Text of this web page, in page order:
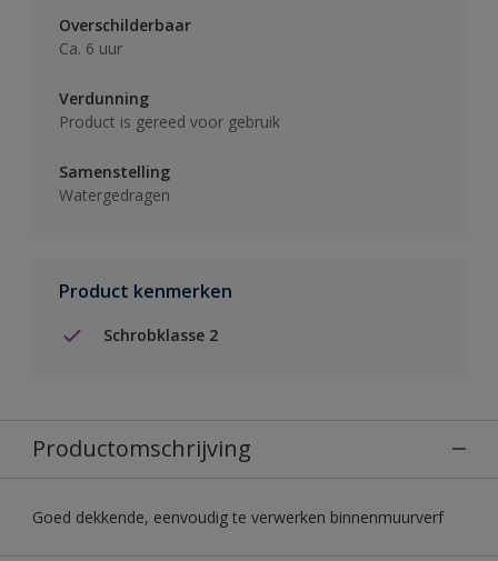
Overschilderbaar
Ca. 6 uur
Verdunning
Product is gereed voor gebruik
Samenstelling
Watergedragen
Product kenmerken
Schrobklasse 2
Productomschrijving
Goed dekkende, eenvoudig te verwerken binnenmuurverf